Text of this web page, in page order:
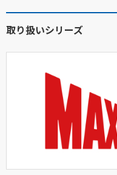
取り扱いシリーズ